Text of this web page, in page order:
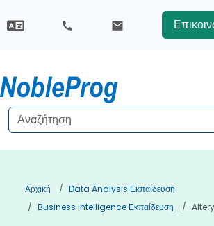
Αρχική
Data Analysis Εκπαίδευση
Business Intelligence Εκπαίδευση